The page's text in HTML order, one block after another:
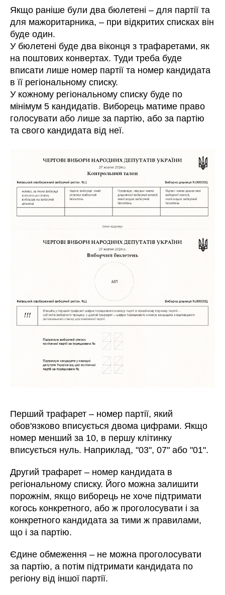
Якщо раніше були два бюлетені – для партії та
для мажоритарника, – при відкритих списках він
буде один.
У бюлетені буде два віконця з трафаретами, як
на поштових конвертах. Туди треба буде
вписати лише номер партії та номер кандидата
в її регіональному списку.
У кожному регіональному списку буде по
мінімум 5 кандидатів. Виборець матиме право
голосувати або лише за партію, або за партію
та свого кандидата від неї.
Перший трафарет – номер партії, який
обов'язково вписується двома цифрами. Якщо
номер менший за 10, в першу клітинку
вписується нуль. Наприклад, "03", 07" або "01".
Другий трафарет – номер кандидата в
регіональному списку. Його можна залишити
порожнім, якщо виборець не хоче підтримати
когось конкретного, або ж проголосувати і за
конкретного кандидата за тими ж правилами,
що і за партію.
Єдине обмеження – не можна проголосувати
за партію, а потім підтримати кандидата по
регіону від іншої партії.